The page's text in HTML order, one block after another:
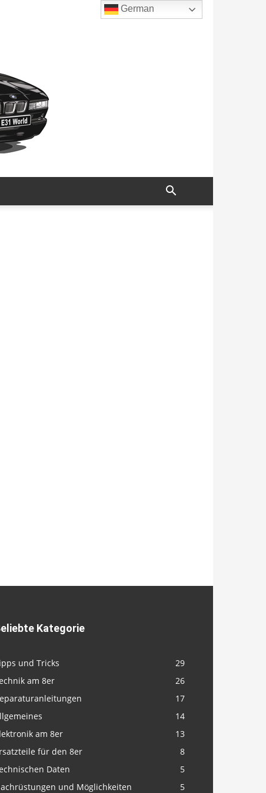
Kategorie
und Tricks
29
am 8er
26
17
14
am 8er
13
für den 8er
8
Daten
5
und Möglichkeiten
5
German